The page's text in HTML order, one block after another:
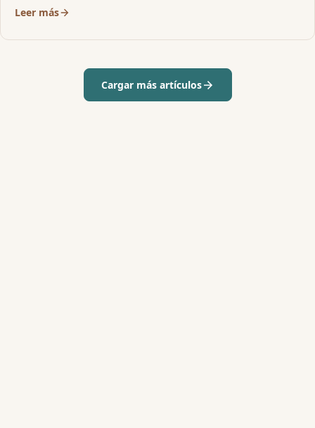
Leer más
Cargar más artículos